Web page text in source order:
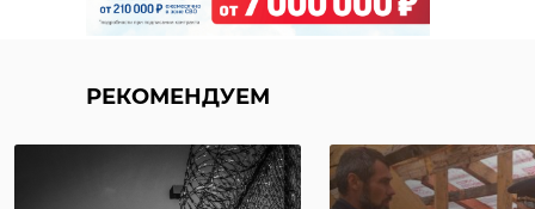
РЕКОМЕНДУЕМ